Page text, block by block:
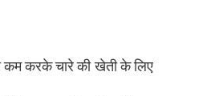
कम करके चारे की खेती के लिए